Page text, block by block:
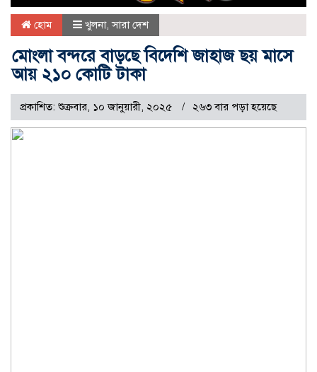
হোম খুলনা,সারা দেশ
মোংলা বন্দরে বাড়ছে বিদেশি জাহাজ ছয় মাসে
আয় ২১০ কোটি টাকা
প্রকাশিত: শুক্রবার, ১০ জানুয়ারী, ২০২৫ ২৬৩ বার পড়া হয়েছে